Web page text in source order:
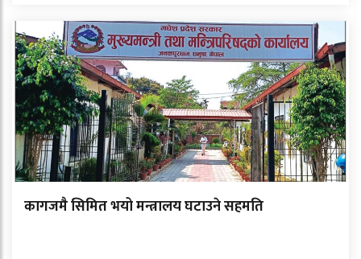
कागजमै सिमित भयो मन्त्रालय घटाउने सहमति